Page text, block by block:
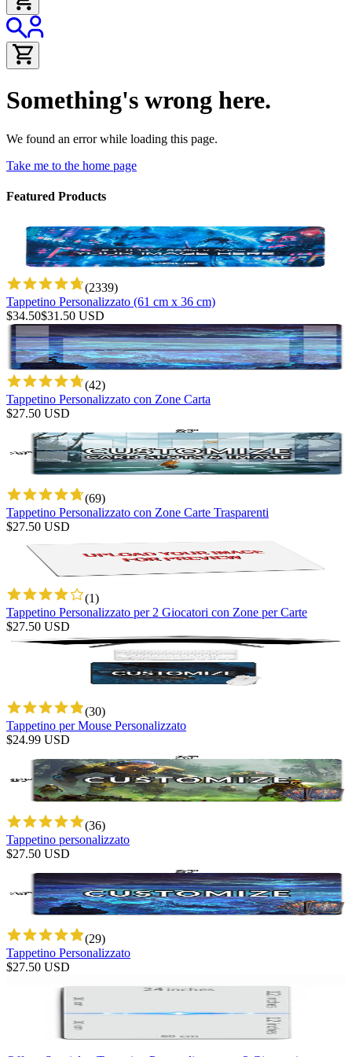
Something's wrong here.
We found an error while loading this page.
Take me to the home page
Featured Products
(2339)
Tappetino Personalizzato (61 cm x 36 cm)
$34.50$31.50 USD
(42)
Tappetino Personalizzato con Zone Carta
$27.50 USD
(69)
Tappetino Personalizzato con Zone Carte Trasparenti
$27.50 USD
(1)
Tappetino Personalizzato per 2 Giocatori con Zone per Carte
$27.50 USD
(30)
Tappetino per Mouse Personalizzato
$24.99 USD
(36)
Tappetino personalizzato
$27.50 USD
(29)
Tappetino Personalizzato
$27.50 USD